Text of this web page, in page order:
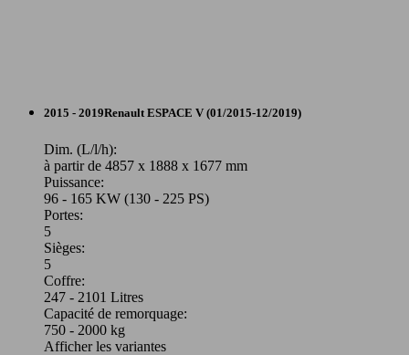
Monospace
Diesel
Model Version
2015 - 2019Renault ESPACE V (01/2015-12/2019)
Dim. (L/l/h):
à partir de 4857 x 1888 x 1677 mm
Puissance:
96 - 165 KW (130 - 225 PS)
Portes:
5
Sièges:
5
Coffre:
247 - 2101 Litres
Capacité de remorquage:
750 - 2000 kg
Afficher les variantes